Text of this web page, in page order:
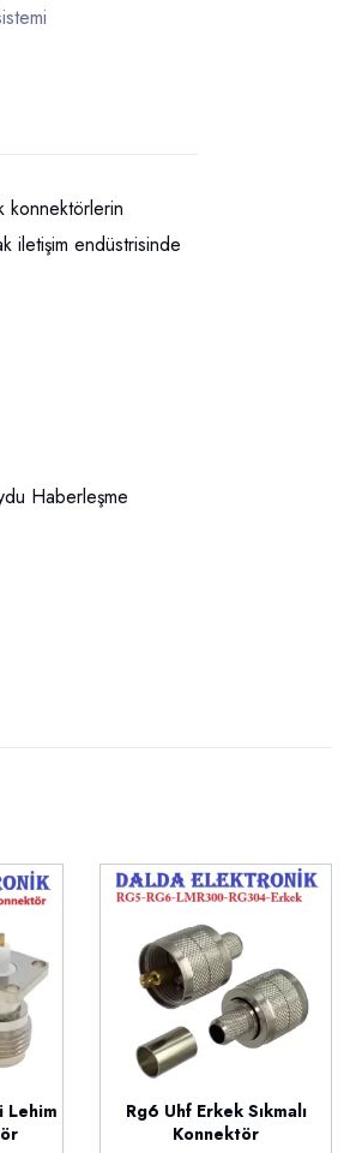
konnektörlerin
iletişim endüstrisinde
Haberleşme
Lehim
Rg6 Uhf Erkek Sıkmalı
Konnektör